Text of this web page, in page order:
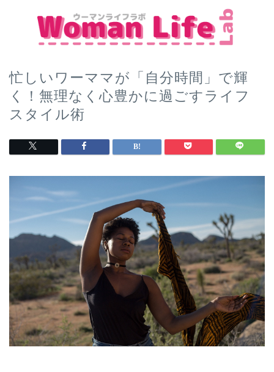
忙しいワーママが「自分時間」で輝
く！無理なく心豊かに過ごすライフ
スタイル術